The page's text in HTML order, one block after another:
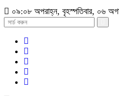
০৯:০৮ অপরাহ্ন, বৃহস্পতিবার, ০৬